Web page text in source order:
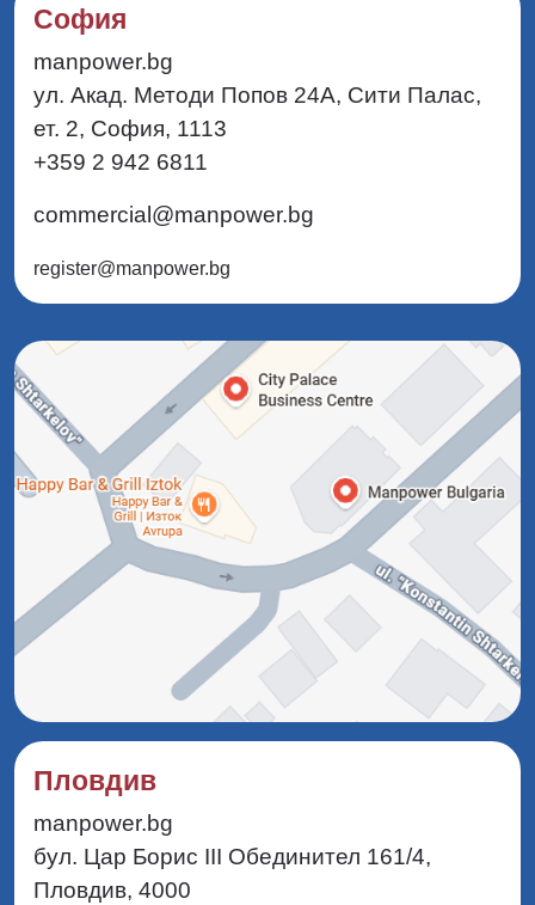
София
manpower.bg
ул. Акад. Методи Попов 24А, Сити Палас,
ет. 2, София, 1113
+359 2 942 6811
commercial@manpower.bg
register@manpower.bg
Пловдив
manpower.bg
бул. Цар Борис III Обединител 161/4,
Пловдив, 4000